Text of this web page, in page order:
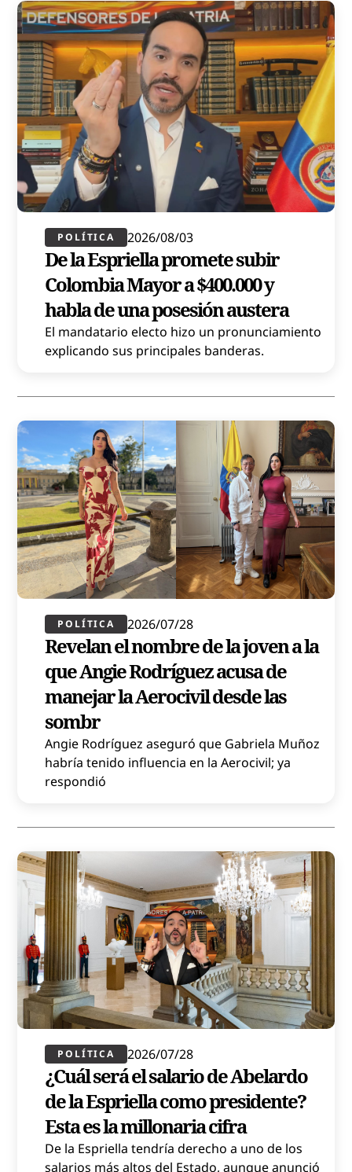
POLÍTICA​ 2026/08/03
De la Espriella promete subir
Colombia Mayor a $400.000 y
habla de una posesión austera
El mandatario electo hizo un pronunciamiento
explicando sus principales banderas.
POLÍTICA​ 2026/07/28
Revelan el nombre de la joven a la
que Angie Rodríguez acusa de
manejar la Aerocivil desde las
sombr
Angie Rodríguez aseguró que Gabriela Muñoz
habría tenido influencia en la Aerocivil; ya
respondió
POLÍTICA​ 2026/07/28
¿Cuál será el salario de Abelardo
de la Espriella como presidente?
Esta es la millonaria cifra
De la Espriella tendría derecho a uno de los
salarios más altos del Estado, aunque anunció